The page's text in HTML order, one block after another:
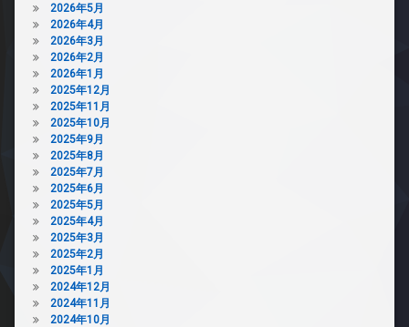
2026年5月
2026年4月
2026年3月
2026年2月
2026年1月
2025年12月
2025年11月
2025年10月
2025年9月
2025年8月
2025年7月
2025年6月
2025年5月
2025年4月
2025年3月
2025年2月
2025年1月
2024年12月
2024年11月
2024年10月